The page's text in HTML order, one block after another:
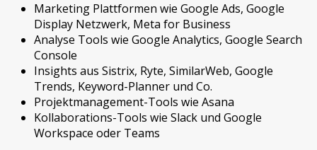
Marketing Plattformen wie Google Ads, Google
Display Netzwerk, Meta for Business
Analyse Tools wie Google Analytics, Google Search
Console
Insights aus Sistrix, Ryte, SimilarWeb, Google
Trends, Keyword-Planner und Co.
Projektmanagement-Tools wie Asana
Kollaborations-Tools wie Slack und Google
Workspace oder Teams